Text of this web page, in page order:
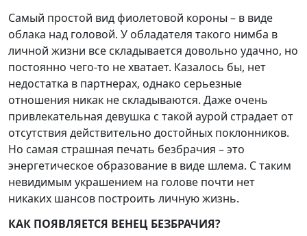
Самый простой вид фиолетовой короны – в виде
облака над головой. У обладателя такого нимба в
личной жизни все складывается довольно удачно, но
постоянно чего-то не хватает. Казалось бы, нет
недостатка в партнерах, однако серьезные
отношения никак не складываются. Даже очень
привлекательная девушка с такой аурой страдает от
отсутствия действительно достойных поклонников.
Но самая страшная печать безбрачия – это
энергетическое образование в виде шлема. С таким
невидимым украшением на голове почти нет
никаких шансов построить личную жизнь.
КАК ПОЯВЛЯЕТСЯ ВЕНЕЦ БЕЗБРАЧИЯ?